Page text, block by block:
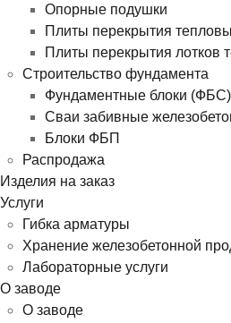
Опорные подушки
Плиты перекрытия
Плиты перекрытия лотков
Строительство фундамента
Фундаментные блоки (ФБС)
Сваи забивные
Блоки ФБП
Распродажа
Изделия на заказ
Услуги
Гибка арматуры
Хранение железобетонной
Лабораторные услуги
О заводе
О заводе